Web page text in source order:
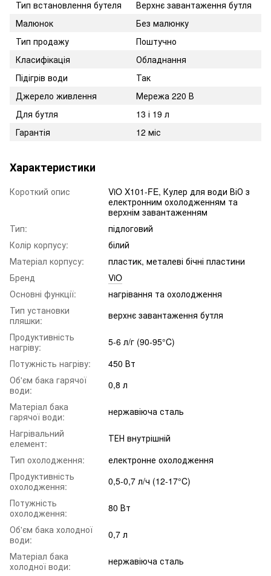
Тип встановлення бутеля
Верхнє завантаження бутля
Малюнок
Без малюнку
Тип продажу
Поштучно
Класифікація
Обладнання
Підігрів води
Так
Джерело живлення
Мережа 220 В
Для бутля
13 і 19 л
Гарантія
12 міс
Характеристики
Короткий опис
ViO X101-FE, Кулер для води ВіО з
електронним охолодженням та
верхнім завантаженням
Тип:
підлоговий
Колір корпусу:
білий
Матеріал корпусу:
пластик, металеві бічні пластини
Бренд
ViO
Основні функції:
нагрівання та охолодження
Тип установки
пляшки:
верхнє завантаження бутля
Продуктивність
нагріву:
5-6 л/г (90-95°C)
Потужність нагріву:
450 Вт
Об'єм бака гарячої
води:
0,8 л
Матеріал бака
гарячої води:
нержавіюча сталь
Нагрівальний
елемент:
ТЕН внутрішній
Тип охолодження:
електронне охолодження
Продуктивність
охолодження:
0,5-0,7 л/ч (12-17°C)
Потужність
охолодження:
80 Вт
Об'єм бака холодної
води:
0,7 л
Матеріал бака
холодної води:
нержавіюча сталь